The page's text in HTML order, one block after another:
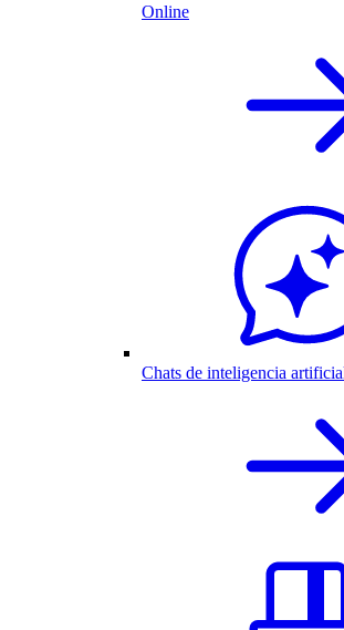
Online
Chats de inteligencia